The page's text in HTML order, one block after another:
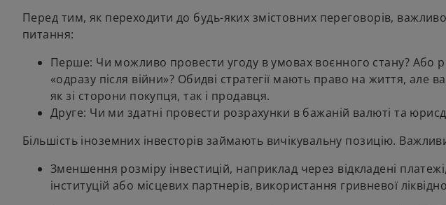
Перед тим, як переходити до будь-яких змістовних переговорів, важливо
питання:
Перше: Чи можливо провести угоду в умовах воєнного стану? Або
«одразу після війни»? Обидві стратегії мають право на життя, але
як зі сторони покупця, так і продавця.
Друге: Чи ми здатні провести розрахунки в бажаній валюті та
Більшість іноземних інвесторів займають вичікувальну позицію.
Зменшення розміру інвестицій, наприклад через відкладені
інституцій або місцевих партнерів, використання гривневої